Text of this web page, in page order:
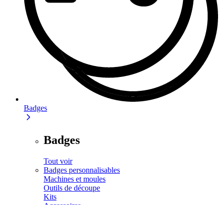
Badges
Badges
Tout voir
Badges personnalisables
Machines et moules
Outils de découpe
Kits